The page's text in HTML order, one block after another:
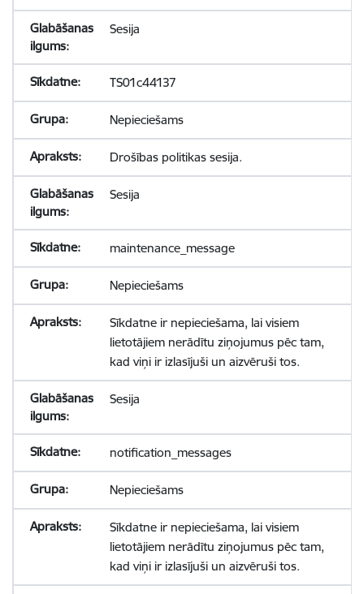
Sesija
TS01c44137
Nepieciešams
Drošības politikas sesija.
Sesija
maintenance_message
Nepieciešams
Sīkdatne ir nepieciešama, lai visiem
lietotājiem nerādītu ziņojumus pēc tam,
kad viņi ir izlasījuši un aizvēruši tos.
Sesija
notification_messages
Nepieciešams
Sīkdatne ir nepieciešama, lai visiem
lietotājiem nerādītu ziņojumus pēc tam,
kad viņi ir izlasījuši un aizvēruši tos.